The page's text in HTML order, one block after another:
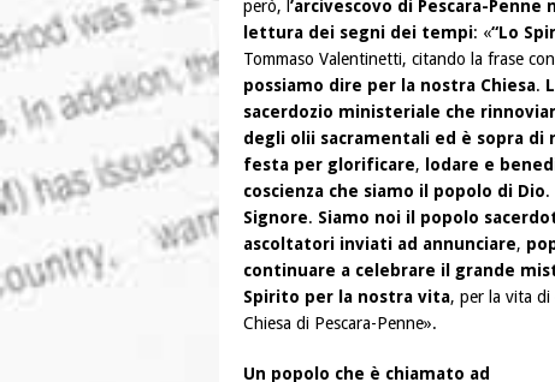
però, l ’arcivescovo di Pescara-
lettura dei segni dei tempi: «“Lo
Tommaso Valentinetti, citando la frase
possiamo dire per la nostra Chiesa.
sacerdozio ministeriale che
degli olii sacramentali ed è sopra di
festa per glorificare, lodare e
coscienza che siamo il popolo di Dio.
Signore. Siamo noi il popolo
ascoltatori inviati ad annunciare,
continuare a celebrare il grande
Spirito per la nostra vita, per la vita di
Chiesa di Pescara-Penne».
Un popolo che è chiamato ad